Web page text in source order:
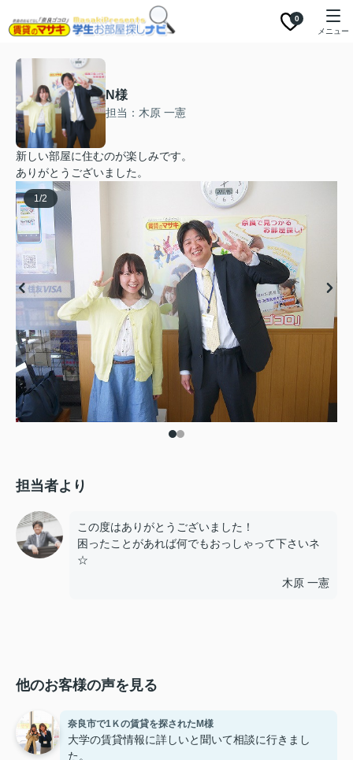
0
メニュー
N様
担当：木原 一憲
新しい部屋に住むのが楽しみです。
ありがとうございました。
1/2
担当者より
この度はありがとうございました！
困ったことがあれば何でもおっしゃって下さいネ
☆
木原 一憲
他のお客様の声を見る
奈良市で1Ｋの賃貸を探されたM様
大学の賃貸情報に詳しいと聞いて相談に行きまし
た。